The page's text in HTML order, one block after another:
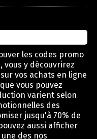
les codes promo
vous y découvrirez
vos achats en ligne
vous pouvez
varient selon
des
jusqu'à 70% de
aussi afficher
des nos